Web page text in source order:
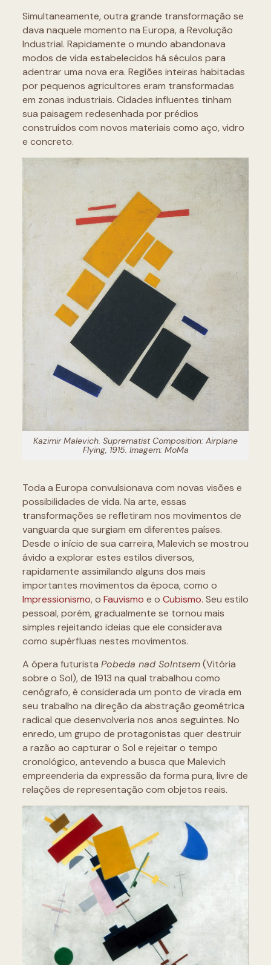
Simultaneamente, outra grande transformação se
dava naquele momento na Europa, a Revolução
Industrial. Rapidamente o mundo abandonava
modos de vida estabelecidos há séculos para
adentrar uma nova era. Regiões inteiras habitadas
por pequenos agricultores eram transformadas
em zonas industriais. Cidades influentes tinham
sua paisagem redesenhada por prédios
construídos com novos materiais como aço, vidro
e concreto.
Kazimir Malevich. Suprematist Composition: Airplane
Flying, 1915. Imagem: MoMa
Toda a Europa convulsionava com novas visões e
possibilidades de vida. Na arte, essas
transformações se refletiram nos movimentos de
vanguarda que surgiam em diferentes países.
Desde o início de sua carreira, Malevich se mostrou
ávido a explorar estes estilos diversos,
rapidamente assimilando alguns dos mais
importantes movimentos da época, como o
Impressionismo, o Fauvismo e o Cubismo. Seu estilo
pessoal, porém, gradualmente se tornou mais
simples rejeitando ideias que ele considerava
como supérfluas nestes movimentos.
A ópera futurista Pobeda nad Solntsem(Vitória
sobre o Sol), de 1913 na qual trabalhou como
cenógrafo, é considerada um ponto de virada em
seu trabalho na direção da abstração geométrica
radical que desenvolveria nos anos seguintes. No
enredo, um grupo de protagonistas quer destruir
a razão ao capturar o Sol e rejeitar o tempo
cronológico, antevendo a busca que Malevich
empreenderia da expressão da forma pura, livre de
relações de representação com objetos reais.